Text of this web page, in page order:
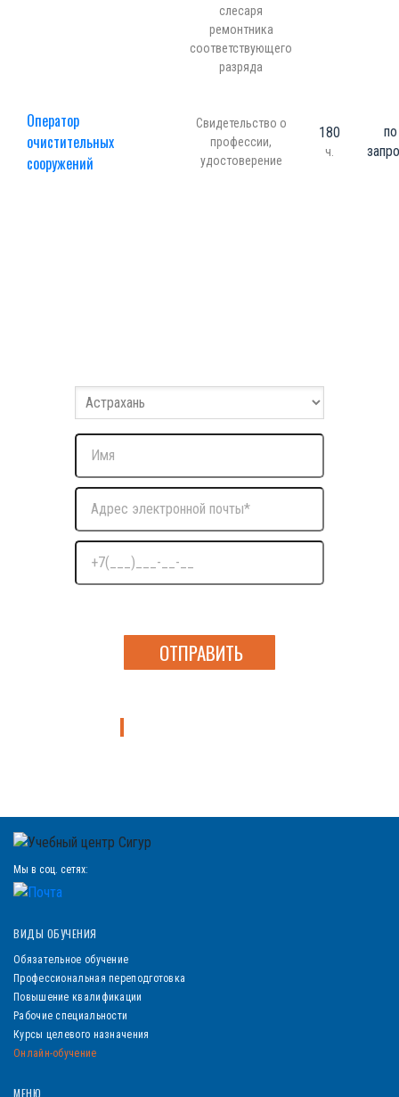
слесаря
ремонтника
соответствующего
разряда
Оператор
очистительных
сооружений
Свидетельство о
профессии,
удостоверение
180
ч.
по
Мы в соц. сетях:
ВИДЫ ОБУЧЕНИЯ
Обязательное обучение
Профессиональная переподготовка
Повышение квалификации
Рабочие специальности
Курсы целевого назначения
Онлайн-обучение
МЕНЮ